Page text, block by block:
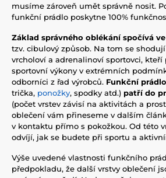
musíme zároveň umět správně nosit.
funkční prádlo poskytne 100%
Základ správného oblékání spočívá
tzv. cibulový způsob. Na tom se
vrcholoví a adrenalinoví sportovci, kteří
sportovní výkony v extrémních
odborníci z řad výrobců. Funkční prádlo
trička, ponožky, spodky atd.) patří do
(počet vrstev závisí na aktivitách a
oblečení vám přineseme v dalším
v kontaktu přímo s pokožkou. Od této
odvíjí, jak se budete při sportu a
Výše uvedené vlastnosti funkčního
předpokladu, že další vrstvy oblečení